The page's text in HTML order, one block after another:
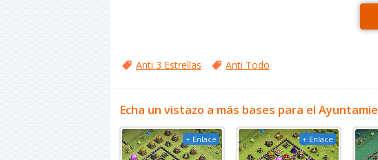
Anti 3 Estrellas Anti Todo
Echa un vistazo a más bases para el
+ Enlace + Enlace